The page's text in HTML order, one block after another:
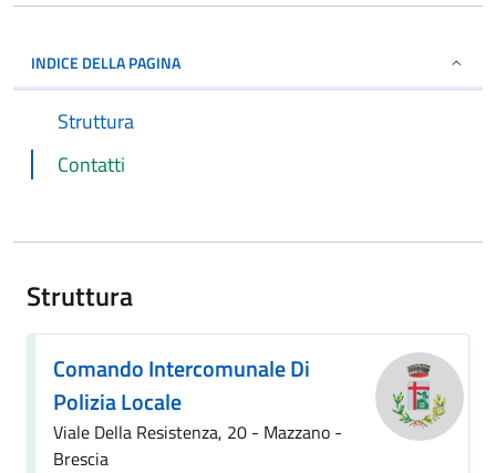
INDICE DELLA PAGINA
Struttura
Contatti
Struttura
Comando Intercomunale Di
Polizia Locale
Viale Della Resistenza, 20 - Mazzano -
Brescia